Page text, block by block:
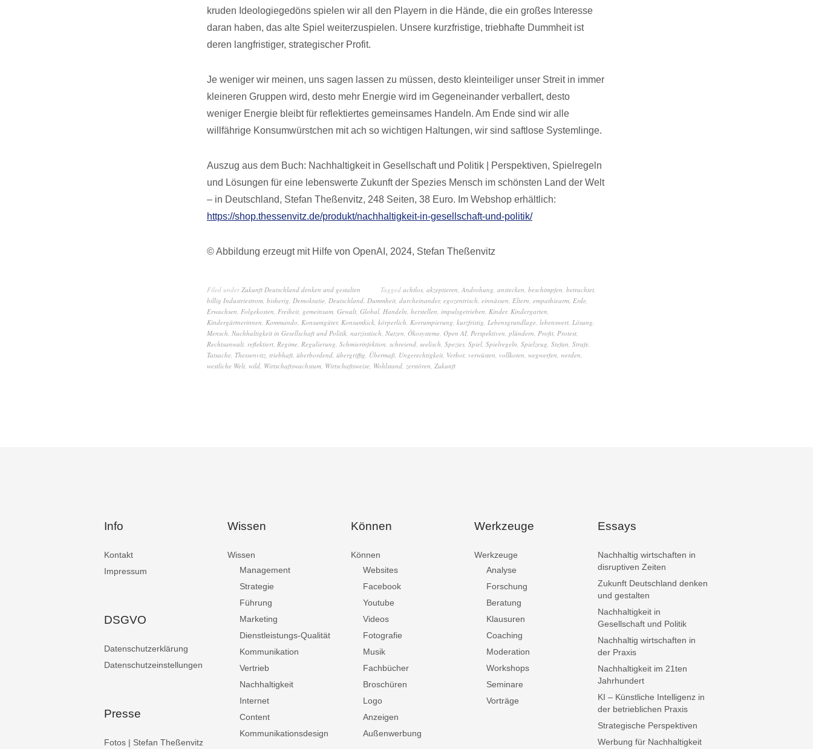
kruden Ideologiegedöns spielen wir all den Playern in die Hände, die ein großes Interesse
daran haben, das alte Spiel weiterzuspielen. Unsere kurzfristige, triebhafte Dummheit ist
deren langfristiger, strategischer Profit.
Je weniger wir meinen, uns sagen lassen zu müssen, desto kleinteiliger unser Streit in immer
kleineren Gruppen wird, desto mehr Energie wird im Gegeneinander verballert, desto
weniger Energie bleibt für reflektiertes gemeinsames Handeln. Am Ende sind wir alle
willfährige Konsumwürstchen mit ach so wichtigen Haltungen, wir sind saftlose Systemlinge.
Auszug aus dem Buch: Nachhaltigkeit in Gesellschaft und Politik | Perspektiven, Spielregeln
und Lösungen für eine lebenswerte Zukunft der Spezies Mensch im schönsten Land der Welt
– in Deutschland, Stefan Theßenvitz, 248 Seiten, 38 Euro. Im Webshop erhältlich:
https://shop.thessenvitz.de/produkt/nachhaltigkeit-in-gesellschaft-und-politik/
© Abbildung erzeugt mit Hilfe von OpenAI, 2024, Stefan Theßenvitz
Filed underZukunft Deutschland denken und gestalten Tagged achtlos, akzeptieren, Androhung, anstecken, beschimpfen, betrachtet,
billig Industriestrom, bisherig, Demokratie, Deutschland, Dummheit, durcheinander, egozentrisch, einnässen, Eltern, empathiearm, Erde,
Erwachsen, Folgekosten, Freiheit, gemeinsam, Gewalt, Global, Handeln, herstellen, impulsgetrieben, Kinder, Kindergarten,
Kindergärtnerinnen, Kommando, Konsumgüter, Konsumkick, körperlich, Korrumpierung, kurzfristig, Lebensgrundlage, lebenswert, Lösung,
Mensch, Nachhaltigkeit in Gesellschaft und Politik, narzisstisch, Nutzen, Ökosysteme, Open AI, Perspektiven, plündern, Profit, Protest,
Rechtsanwalt, reflektiert, Regime, Regulierung, Schmierinfektion, schreiend, seelisch, Spezies, Spiel, Spielregeln, Spielzeug, Stefan, Strafe,
Tatsache, Thessenvitz, triebhaft, überbordend, übergriffig, Übermaß, Ungerechtigkeit, Verbot, verwüsten, vollkoten, wegwerfen, werden,
westliche Welt, wild, Wirtschaftswachstum, Wirtschaftsweise, Wohlstand, zerstören, Zukunft
Info
Kontakt
Impressum
DSGVO
Datenschutzerklärung
Datenschutzeinstellungen
Presse
Fotos | Stefan Theßenvitz
Wissen
Wissen
Management
Strategie
Führung
Marketing
Dienstleistungs-Qualität
Kommunikation
Vertrieb
Nachhaltigkeit
Internet
Content
Kommunikationsdesign
Können
Können
Websites
Facebook
Youtube
Videos
Fotografie
Musik
Fachbücher
Broschüren
Logo
Anzeigen
Außenwerbung
Werkzeuge
Werkzeuge
Analyse
Forschung
Beratung
Klausuren
Coaching
Moderation
Workshops
Seminare
Vorträge
Essays
Nachhaltig wirtschaften in
disruptiven Zeiten
Zukunft Deutschland denken
und gestalten
Nachhaltigkeit in
Gesellschaft und Politik
Nachhaltig wirtschaften in
der Praxis
Nachhaltigkeit im 21ten
Jahrhundert
KI – Künstliche Intelligenz in
der betrieblichen Praxis
Strategische Perspektiven
Werbung für Nachhaltigkeit